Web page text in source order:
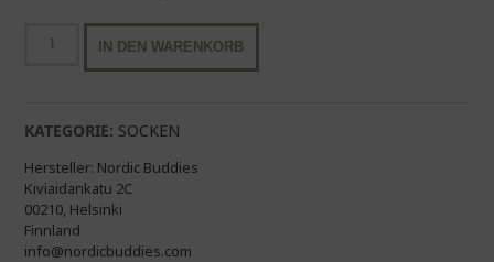
Mumin
Regenbogen
42
Menge
IN DEN WARENKORB
KATEGORIE: SOCKEN
Hersteller: Nordic Buddies
Kiviaidankatu 2C
00210, Helsinki
Finnland
info@nordicbuddies.com